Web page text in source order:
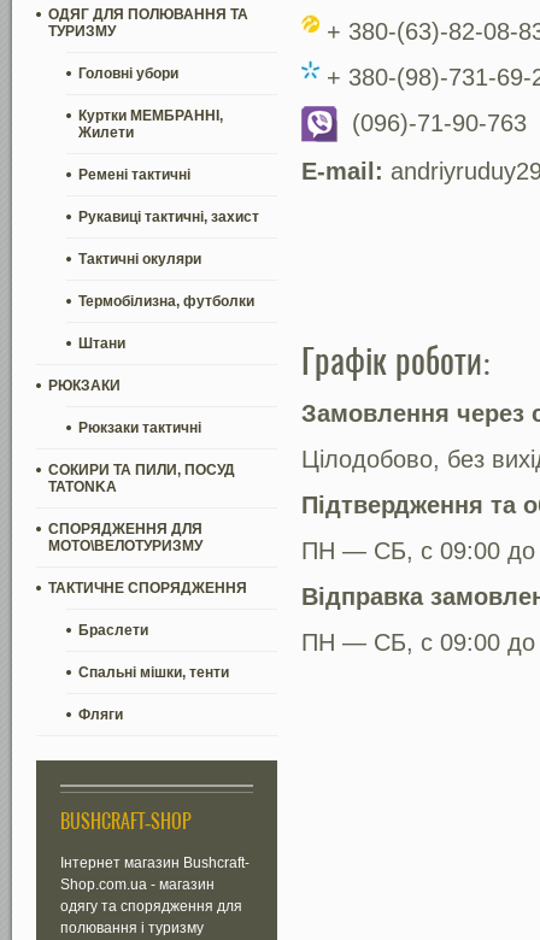
ОДЯГ ДЛЯ ПОЛЮВАННЯ ТА
ТУРИЗМУ
Головні убори
Куртки МЕМБРАННІ,
Жилети
Ремені тактичні
Рукавиці тактичні, захист
Тактичні окуляри
Термобілизна, футболки
Штани
РЮКЗАКИ
Рюкзаки тактичні
СОКИРИ ТА ПИЛИ, ПОСУД
TATONKA
СПОРЯДЖЕННЯ ДЛЯ
МОТО\ВЕЛОТУРИЗМУ
ТАКТИЧНЕ СПОРЯДЖЕННЯ
Браслети
Спальні мішки, тенти
Фляги
BUSHCRAFT-SHOP
Інтернет магазин Bushcraft-
Shop.com.ua - магазин
одягу та спорядження для
полювання і туризму
+ 380-(63)-82-08-
+ 380-(98)-731-69-
(096)-71-90-763
E-mail : andriyruduy
Графік роботи:
Замовлення через
Цілодобово, без
Підтвердження та
ПН — СБ, с 09:00
Відправка
ПН — СБ, с 09:00